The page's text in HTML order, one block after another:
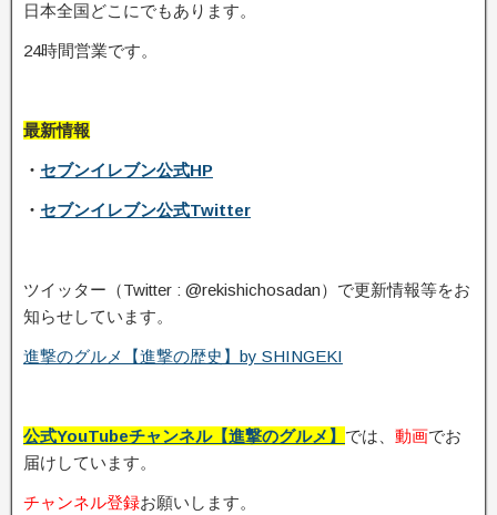
日本全国どこにでもあります。
24時間営業です。
最新情報
・ セブンイレブン公式HP
・ セブンイレブン公式Twitter
ツイッター（Twitter : @rekishichosadan）で更新情報等をお
知らせしています。
進撃のグルメ【進撃の歴史】by SHINGEKI
公式YouTubeチャンネル【進撃のグルメ】 では、 動画でお
届けしています。
チャンネル登録お願いします。